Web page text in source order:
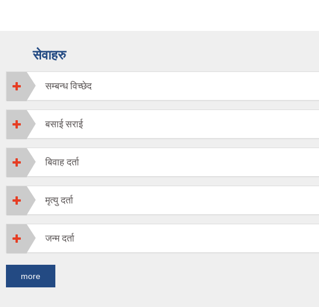
सेवाहरु
सम्बन्ध विच्छेद
बसाई सराई
बिवाह दर्ता
मृत्यु दर्ता
जन्म दर्ता
more